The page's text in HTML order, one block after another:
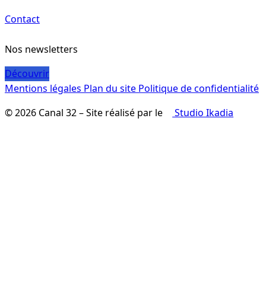
Contact
Nos newsletters
Découvrir
Mentions légales Plan du site Politique de confidentialité
© 2026 Canal 32 – Site réalisé par le
Studio Ikadia